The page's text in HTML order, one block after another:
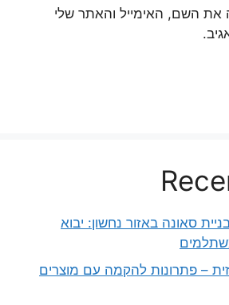
את השם, האימייל והאתר שלי
סאונה באזור נחשון: יבוא
– פתרונות להקמה עם מוצרים